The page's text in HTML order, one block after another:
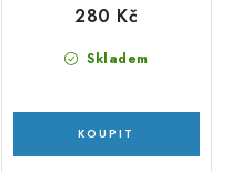
Skladem
280 Kč